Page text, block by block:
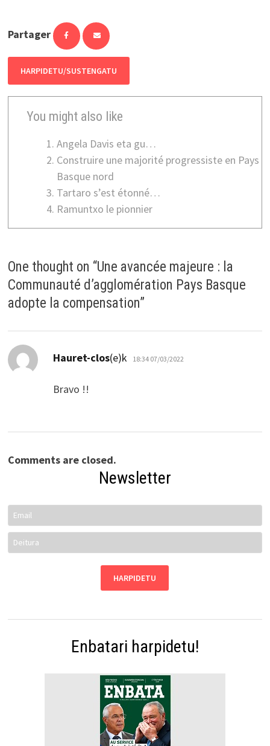
Partager
HARPIDETU/SUSTENGATU
You might also like
Angela Davis eta gu…
Construire une majorité progressiste en Pays
Basque nord
Tartaro s’est étonné…
Ramuntxo le pionnier
One thought on “Une avancée majeure : la
Communauté d’agglomération Pays Basque
adopte la compensation”
Hauret-clos(e)k dio:
18:34 07/03/2022
Bravo !!
Comments are closed.
Newsletter
Enbatari harpidetu!